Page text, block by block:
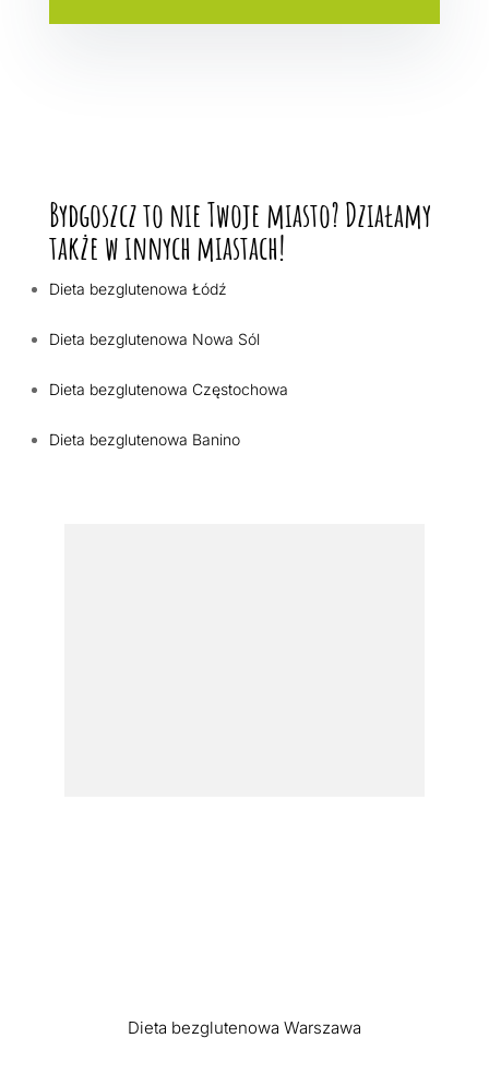
Bydgoszcz to nie Twoje miasto? Działamy
także w innych miastach!
Dieta bezglutenowa Łódź
Dieta bezglutenowa Nowa Sól
Dieta bezglutenowa Częstochowa
Dieta bezglutenowa Banino
Dieta bezglutenowa Warszawa